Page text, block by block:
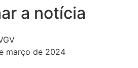
a notícia
março de 2024